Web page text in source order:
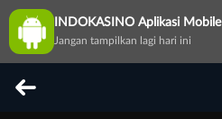
INDOKASINO Aplikasi Mobile
Jangan tampilkan lagi hari ini